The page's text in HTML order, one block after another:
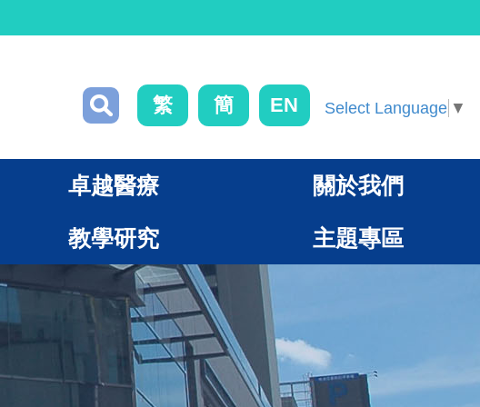
繁 簡 EN Select Language ▼
卓越醫療 關於我們
教學研究 主題專區